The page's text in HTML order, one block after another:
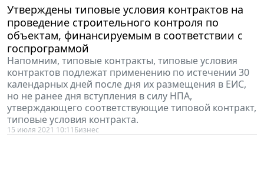
Утверждены типовые условия контрактов на
проведение строительного контроля по
объектам, финансируемым в соответствии с
госпрограммой
Напомним, типовые контракты, типовые условия
контрактов подлежат применению по истечении 30
календарных дней после дня их размещения в ЕИС,
но не ранее дня вступления в силу НПА,
утверждающего соответствующие типовой контракт,
типовые условия контракта.
15 июля 2021 10:11 Бизнес